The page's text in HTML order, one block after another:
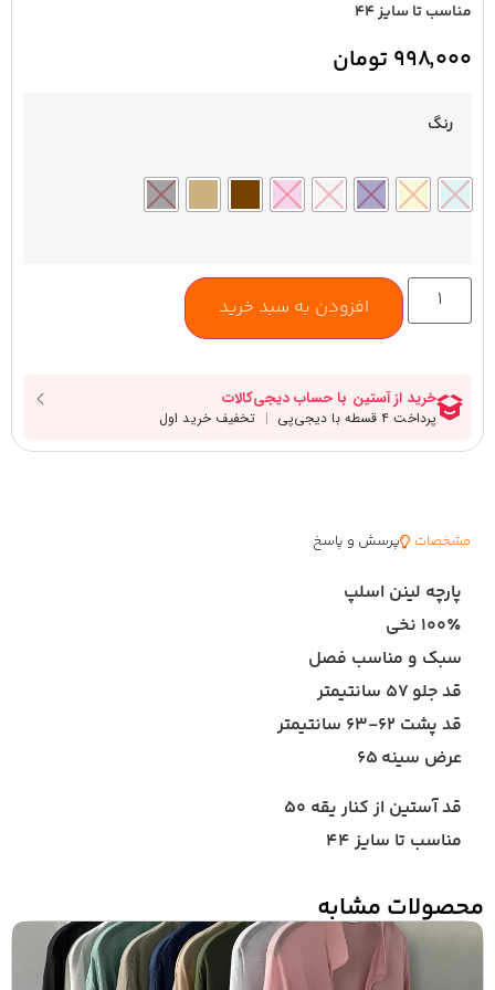
مناسب تا سایز ۴۴
۹۹۸,۰۰۰ تومان
رنگ
افزودن به سبد خرید
مشخصات پرسش و پاسخ
پارچه لینن اسلپ
۱۰۰٪ نخی
سبک و مناسب فصل
قد جلو ۵۷ سانتیمتر
قد پشت ۶۲-۶۳ سانتیمتر
عرض سینه ۶۵
قد آستین از کنار یقه ۵۰
مناسب تا سایز ۴۴
محصولات مشابه